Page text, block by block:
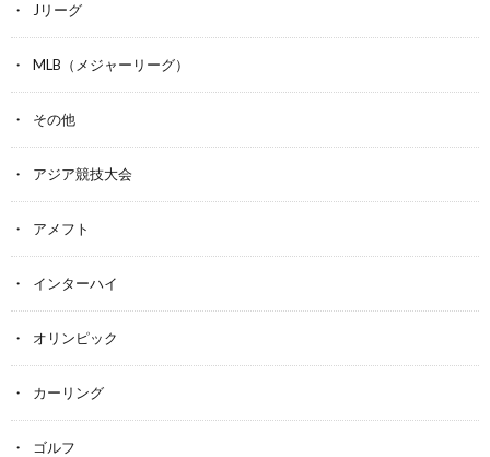
Jリーグ
MLB（メジャーリーグ）
その他
アジア競技大会
アメフト
インターハイ
オリンピック
カーリング
ゴルフ